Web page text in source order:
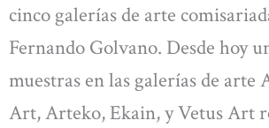
cinco galerías de arte
Fernando Golvano. Desde hoy
muestras en las galerías de
Art, Arteko, Ekain, y Vetus Art